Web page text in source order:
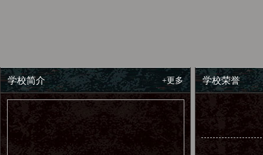
学校简介 +更多 学校荣誉